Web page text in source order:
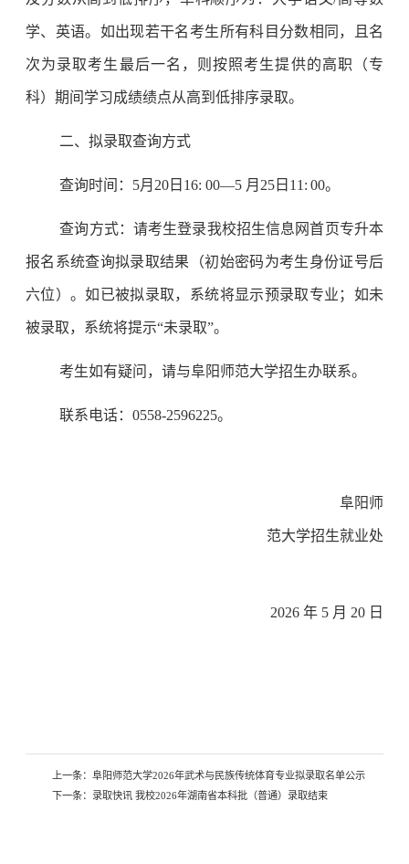
学、英语。如出现若干名考生所有科目分数相同 ，且名
次为录取考生最后一名，则按照考生提供的高职（专
科）期间学习成绩绩点从高到低排序录取。
二、拟录取查询方式
查询时间：5月 20 日 16: 00—5 月 25日 1 1 : 00。
查询方式：请考生登录我校招生信息网首页专升本
报名系统查询拟录取结果（初始密码为考生身份证号后
六位）。如已被拟录取，系统将显示预录取专业；如未
被录取，系统将提示“未录取”。
考生如有疑问，请与阜阳师范大学招生办联系。
联系电话：0558-2596225。
阜阳师
范大学招生就业处
2026 年 5 月 20 日
上一条： 阜阳师范大学2026年武术与民族传统体育专业拟录取名单公示
下一条： 录取快讯 我校2026年湖南省本科批（普通）录取结束